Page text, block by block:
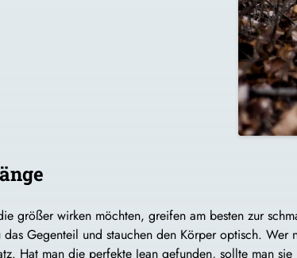
größer wirken möchten, greifen am besten zur
das Gegenteil und stauchen den Körper optisch.
Hat man die perfekte Jean gefunden, sollte man